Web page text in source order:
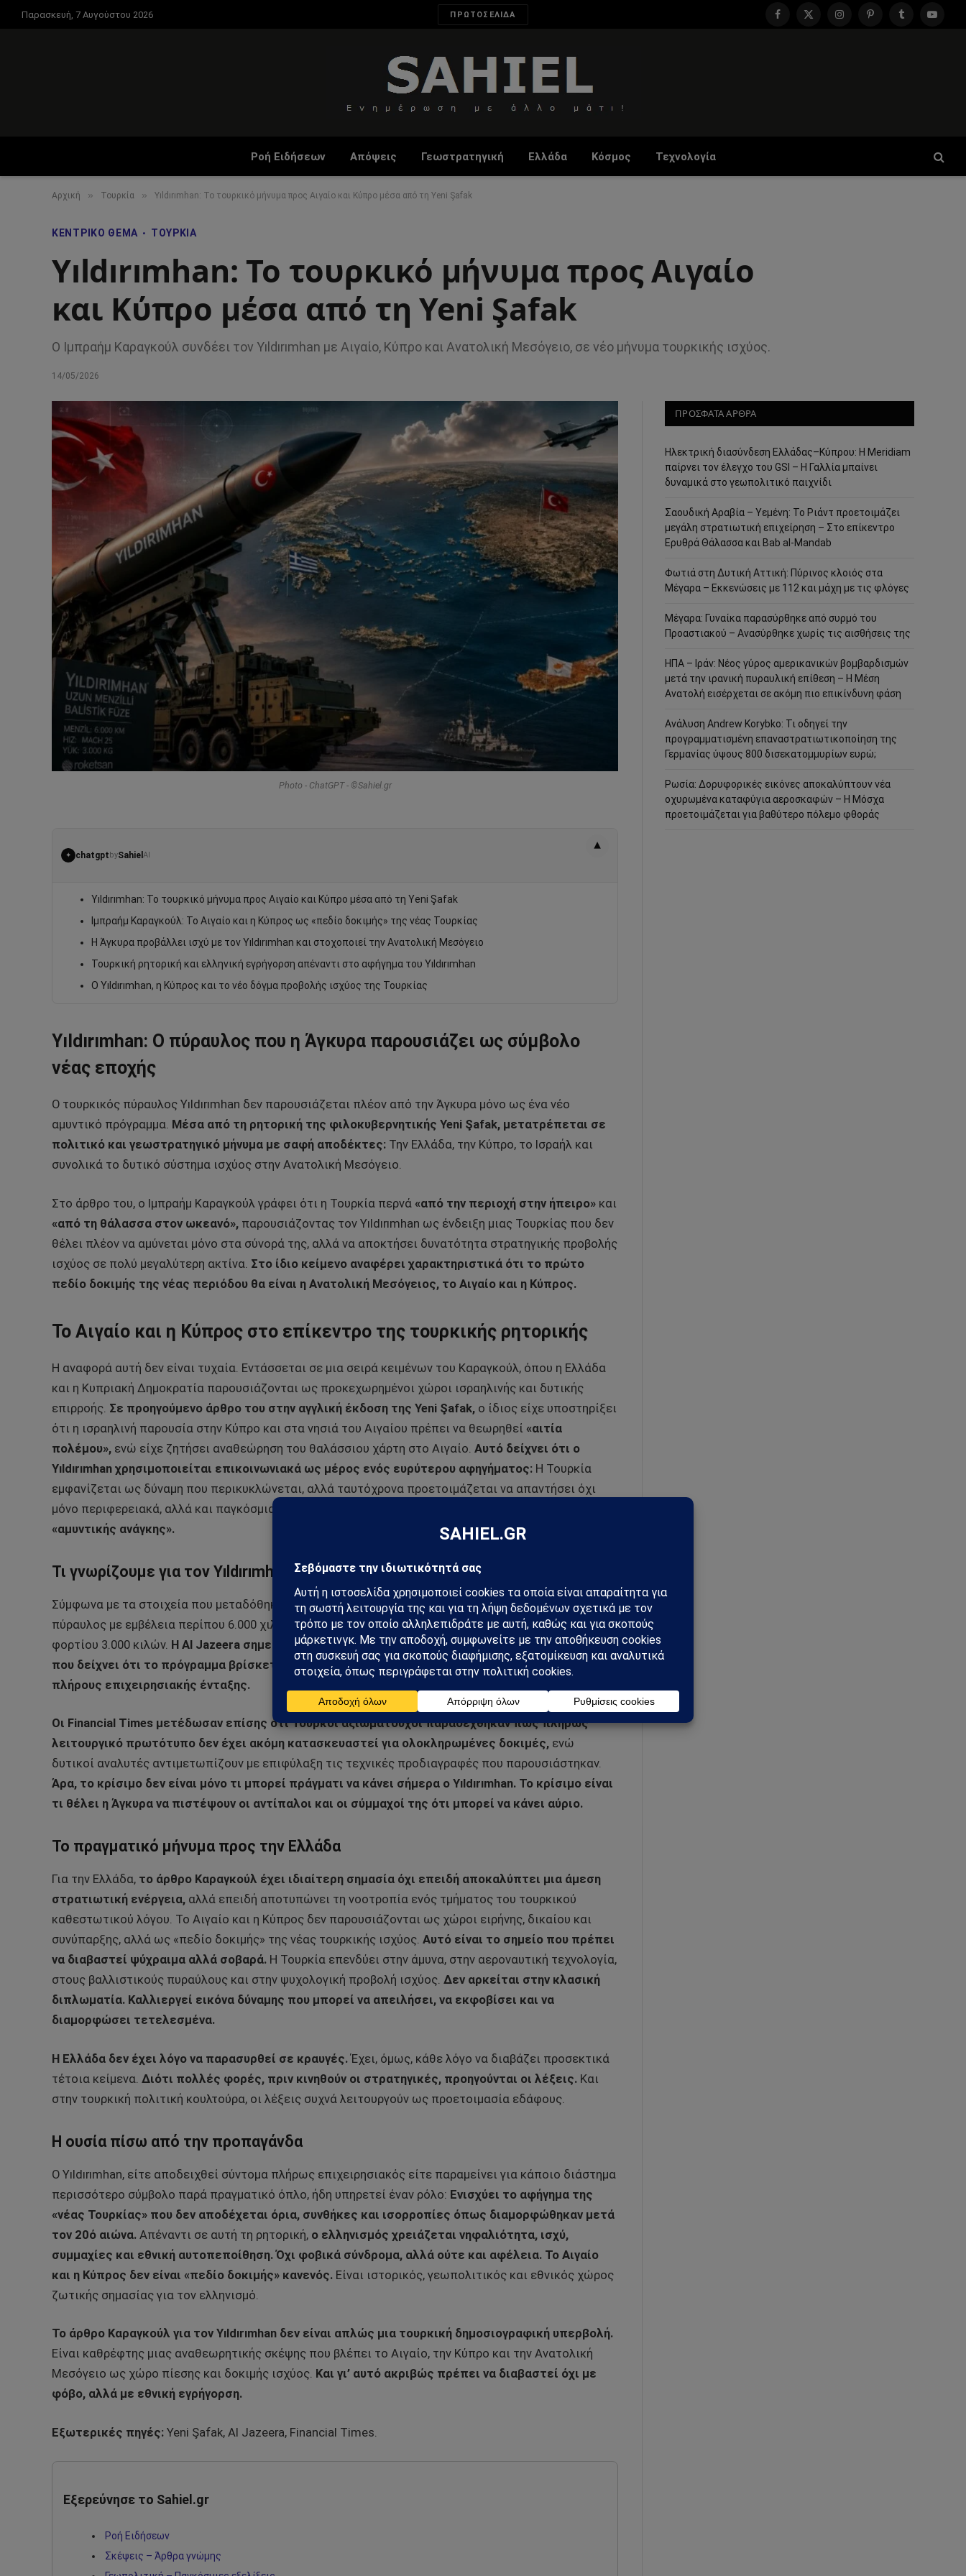
Παρασκευή, 7 Αυγούστου 2026 ΠΡΩΤΟΣΕΛΙΔΑ
Facebook
X
InstagramPinterestTumblr
Ροή Ειδήσεων Απόψεις Γεωστρατηγική Ελλάδα Κόσμος Τεχνολογία
Αρχική » Τουρκία » Yıldırımhan: Το τουρκικό μήνυμα προς Αιγαίο και Κύπρο μέσα από τη Yeni Şafak
ΚΕΝΤΡΙΚΌ ΘΈΜΑ ΤΟΥΡΚΊΑ
Yıldırımhan: Το τουρκικό μήνυμα προς Αιγαίο
και Κύπρο μέσα από τη Yeni Şafak
Ο Ιμπραήμ Καραγκούλ συνδέει τον Yıldırımhan με Αιγαίο, Κύπρο και Ανατολική Μεσόγειο, σε νέο μήνυμα τουρκικής ισχύος.
14/05/2026
Photo - ChatGPT - ©Sahiel.gr
✦ chatgpt bySahiel AI
▾
Yıldırımhan: Το τουρκικό μήνυμα προς Αιγαίο και Κύπρο μέσα από τη Yeni Şafak
Ιμπραήμ Καραγκούλ: Το Αιγαίο και η Κύπρος ως «πεδίο δοκιμής» της νέας Τουρκίας
Η Άγκυρα προβάλλει ισχύ με τον Yıldırımhan και στοχοποιεί την Ανατολική Μεσόγειο
Τουρκική ρητορική και ελληνική εγρήγορση απέναντι στο αφήγημα του Yıldırımhan
Ο Yıldırımhan, η Κύπρος και το νέο δόγμα προβολής ισχύος της Τουρκίας
Yıldırımhan: Ο πύραυλος που η Άγκυρα παρουσιάζει ως σύμβολο
νέας εποχής
Ο τουρκικός πύραυλος Yıldırımhan δεν παρουσιάζεται πλέον από την Άγκυρα μόνο ως ένα νέο
αμυντικό πρόγραμμα. Μέσα από τη ρητορική της φιλοκυβερνητικής Yeni Şafak, μετατρέπεται σε
πολιτικό και γεωστρατηγικό μήνυμα με σαφή αποδέκτες: Την Ελλάδα, την Κύπρο, το Ισραήλ και
συνολικά το δυτικό σύστημα ισχύος στην Ανατολική Μεσόγειο.
Στο άρθρο του, ο Ιμπραήμ Καραγκούλ γράφει ότι η Τουρκία περνά «από την περιοχή στην ήπειρο» και
«από τη θάλασσα στον ωκεανό», παρουσιάζοντας τον Yıldırımhan ως ένδειξη μιας Τουρκίας που δεν
θέλει πλέον να αμύνεται μόνο στα σύνορά της, αλλά να αποκτήσει δυνατότητα στρατηγικής προβολής
ισχύος σε πολύ μεγαλύτερη ακτίνα. Στο ίδιο κείμενο αναφέρει χαρακτηριστικά ότι το πρώτο
πεδίο δοκιμής της νέας περιόδου θα είναι η Ανατολική Μεσόγειος, το Αιγαίο και η Κύπρος.
Το Αιγαίο και η Κύπρος στο επίκεντρο της τουρκικής ρητορικής
Η αναφορά αυτή δεν είναι τυχαία. Εντάσσεται σε μια σειρά κειμένων του Καραγκούλ, όπου η Ελλάδα
και η Κυπριακή Δημοκρατία παρουσιάζονται ως προκεχωρημένοι χώροι ισραηλινής και δυτικής
επιρροής. Σε προηγούμενο άρθρο του στην αγγλική έκδοση της Yeni Şafak, ο ίδιος είχε υποστηρίξει
ότι η ισραηλινή παρουσία στην Κύπρο και στα νησιά του Αιγαίου πρέπει να θεωρηθεί «αιτία
πολέμου», ενώ είχε ζητήσει αναθεώρηση του θαλάσσιου χάρτη στο Αιγαίο. Αυτό δείχνει ότι ο
Yıldırımhan χρησιμοποιείται επικοινωνιακά ως μέρος ενός ευρύτερου αφηγήματος: Η Τουρκία
εμφανίζεται ως δύναμη που περικυκλώνεται, αλλά ταυτόχρονα προετοιμάζεται να απαντήσει όχι
μόνο περιφερειακά, αλλά και παγκόσμια. Πρόκειται για κλασική προβολή ισχύος, ντυμένη με λόγο
«αμυντικής ανάγκης».
Τι γνωρίζουμε για τον Yıldırımhan
Σύμφωνα με τα στοιχεία που μεταδόθηκαν από διεθνή μέσα, ο Yıldırımhan παρουσιάστηκε ως
πύραυλος με εμβέλεια περίπου 6.000 χιλιομέτρων, ταχύτητα έως Mach 25 και δυνατότητα μεταφοράς
φορτίου 3.000 κιλών. Η Al Jazeera σημειώνει ότι η παραγωγή του δεν έχει ακόμη αρχίσει, στοιχείο
που δείχνει ότι το πρόγραμμα βρίσκεται ακόμη σε φάση παρουσίασης και ανάπτυξης, όχι
πλήρους επιχειρησιακής ένταξης.
Οι Financial Times μετέδωσαν επίσης ότι Τούρκοι αξιωματούχοι παραδέχθηκαν πως πλήρως
λειτουργικό πρωτότυπο δεν έχει ακόμη κατασκευαστεί για ολοκληρωμένες δοκιμές, ενώ
δυτικοί αναλυτές αντιμετωπίζουν με επιφύλαξη τις τεχνικές προδιαγραφές που παρουσιάστηκαν.
Άρα, το κρίσιμο δεν είναι μόνο τι μπορεί πράγματι να κάνει σήμερα ο Yıldırımhan. Το κρίσιμο είναι
τι θέλει η Άγκυρα να πιστέψουν οι αντίπαλοι και οι σύμμαχοί της ότι μπορεί να κάνει αύριο.
Το πραγματικό μήνυμα προς την Ελλάδα
Για την Ελλάδα, το άρθρο Καραγκούλ έχει ιδιαίτερη σημασία όχι επειδή αποκαλύπτει μια άμεση
στρατιωτική ενέργεια, αλλά επειδή αποτυπώνει τη νοοτροπία ενός τμήματος του τουρκικού
καθεστωτικού λόγου. Το Αιγαίο και η Κύπρος δεν παρουσιάζονται ως χώροι ειρήνης, δικαίου και
συνύπαρξης, αλλά ως «πεδίο δοκιμής» της νέας τουρκικής ισχύος. Αυτό είναι το σημείο που πρέπει
να διαβαστεί ψύχραιμα αλλά σοβαρά. Η Τουρκία επενδύει στην άμυνα, στην αεροναυτική τεχνολογία,
στους βαλλιστικούς πυραύλους και στην ψυχολογική προβολή ισχύος. Δεν αρκείται στην κλασική
διπλωματία. Καλλιεργεί εικόνα δύναμης που μπορεί να απειλήσει, να εκφοβίσει και να
διαμορφώσει τετελεσμένα.
Η Ελλάδα δεν έχει λόγο να παρασυρθεί σε κραυγές.Έχει, όμως, κάθε λόγο να διαβάζει προσεκτικά
τέτοια κείμενα. Διότι πολλές φορές, πριν κινηθούν οι στρατηγικές, προηγούνται οι λέξεις. Και
στην τουρκική πολιτική κουλτούρα, οι λέξεις συχνά λειτουργούν ως προετοιμασία εδάφους.
Η ουσία πίσω από την προπαγάνδα
Ο Yıldırımhan, είτε αποδειχθεί σύντομα πλήρως επιχειρησιακός είτε παραμείνει για κάποιο διάστημα
περισσότερο σύμβολο παρά πραγματικό όπλο, ήδη υπηρετεί έναν ρόλο: Ενισχύει το αφήγημα της
«νέας Τουρκίας» που δεν αποδέχεται όρια, συνθήκες και ισορροπίες όπως διαμορφώθηκαν μετά
τον 20ό αιώνα. Απέναντι σε αυτή τη ρητορική, ο ελληνισμός χρειάζεται νηφαλιότητα, ισχύ,
συμμαχίες και εθνική αυτοπεποίθηση. Όχι φοβικά σύνδρομα, αλλά ούτε και αφέλεια. Το Αιγαίο
και η Κύπρος δεν είναι «πεδίο δοκιμής» κανενός. Είναι ιστορικός, γεωπολιτικός και εθνικός χώρος
ζωτικής σημασίας για τον ελληνισμό.
Το άρθρο Καραγκούλ για τον Yıldırımhan δεν είναι απλώς μια τουρκική δημοσιογραφική υπερβολή.
Είναι καθρέφτης μιας αναθεωρητικής σκέψης που βλέπει το Αιγαίο, την Κύπρο και την Ανατολική
Μεσόγειο ως χώρο πίεσης και δοκιμής ισχύος. Και γι’ αυτό ακριβώς πρέπει να διαβαστεί όχι με
φόβο, αλλά με εθνική εγρήγορση.
Εξωτερικές πηγές: Yeni Şafak, Al Jazeera, Financial Times.
Εξερεύνησε το Sahiel.gr
Ροή Ειδήσεων
Σκέψεις – Άρθρα γνώμης
ΠΡΟΣΦΑΤΑ ΑΡΘΡΑ
Ηλεκτρική διασύνδεση Ελλάδας–Κύπρου: Η Meridiam
παίρνει τον έλεγχο του GSI – Η Γαλλία μπαίνει
δυναμικά στο γεωπολιτικό παιχνίδι
Σαουδική Αραβία – Υεμένη: Το Ριάντ προετοιμάζει
μεγάλη στρατιωτική επιχείρηση – Στο επίκεντρο
Ερυθρά Θάλασσα και Bab al-Mandab
Φωτιά στη Δυτική Αττική: Πύρινος κλοιός στα
Μέγαρα – Εκκενώσεις με 112 και μάχη με τις φλόγες
Μέγαρα: Γυναίκα παρασύρθηκε από συρμό του
Προαστιακού – Ανασύρθηκε χωρίς τις αισθήσεις της
ΗΠΑ – Ιράν: Νέος γύρος αμερικανικών βομβαρδισμών
μετά την ιρανική πυραυλική επίθεση – Η Μέση
Ανατολή εισέρχεται σε ακόμη πιο επικίνδυνη φάση
Ανάλυση Andrew Korybko: Τι οδηγεί την
προγραμματισμένη επαναστρατιωτικοποίηση της
Γερμανίας ύψους 800 δισεκατομμυρίων ευρώ;
Ρωσία: Δορυφορικές εικόνες αποκαλύπτουν νέα
οχυρωμένα καταφύγια αεροσκαφών – Η Μόσχα
προετοιμάζεται για βαθύτερο πόλεμο φθοράς